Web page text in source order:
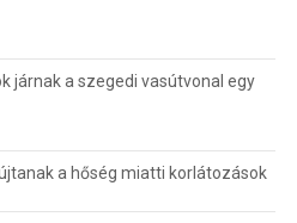
járnak a szegedi vasútvonal egy
a hőség miatti korlátozások